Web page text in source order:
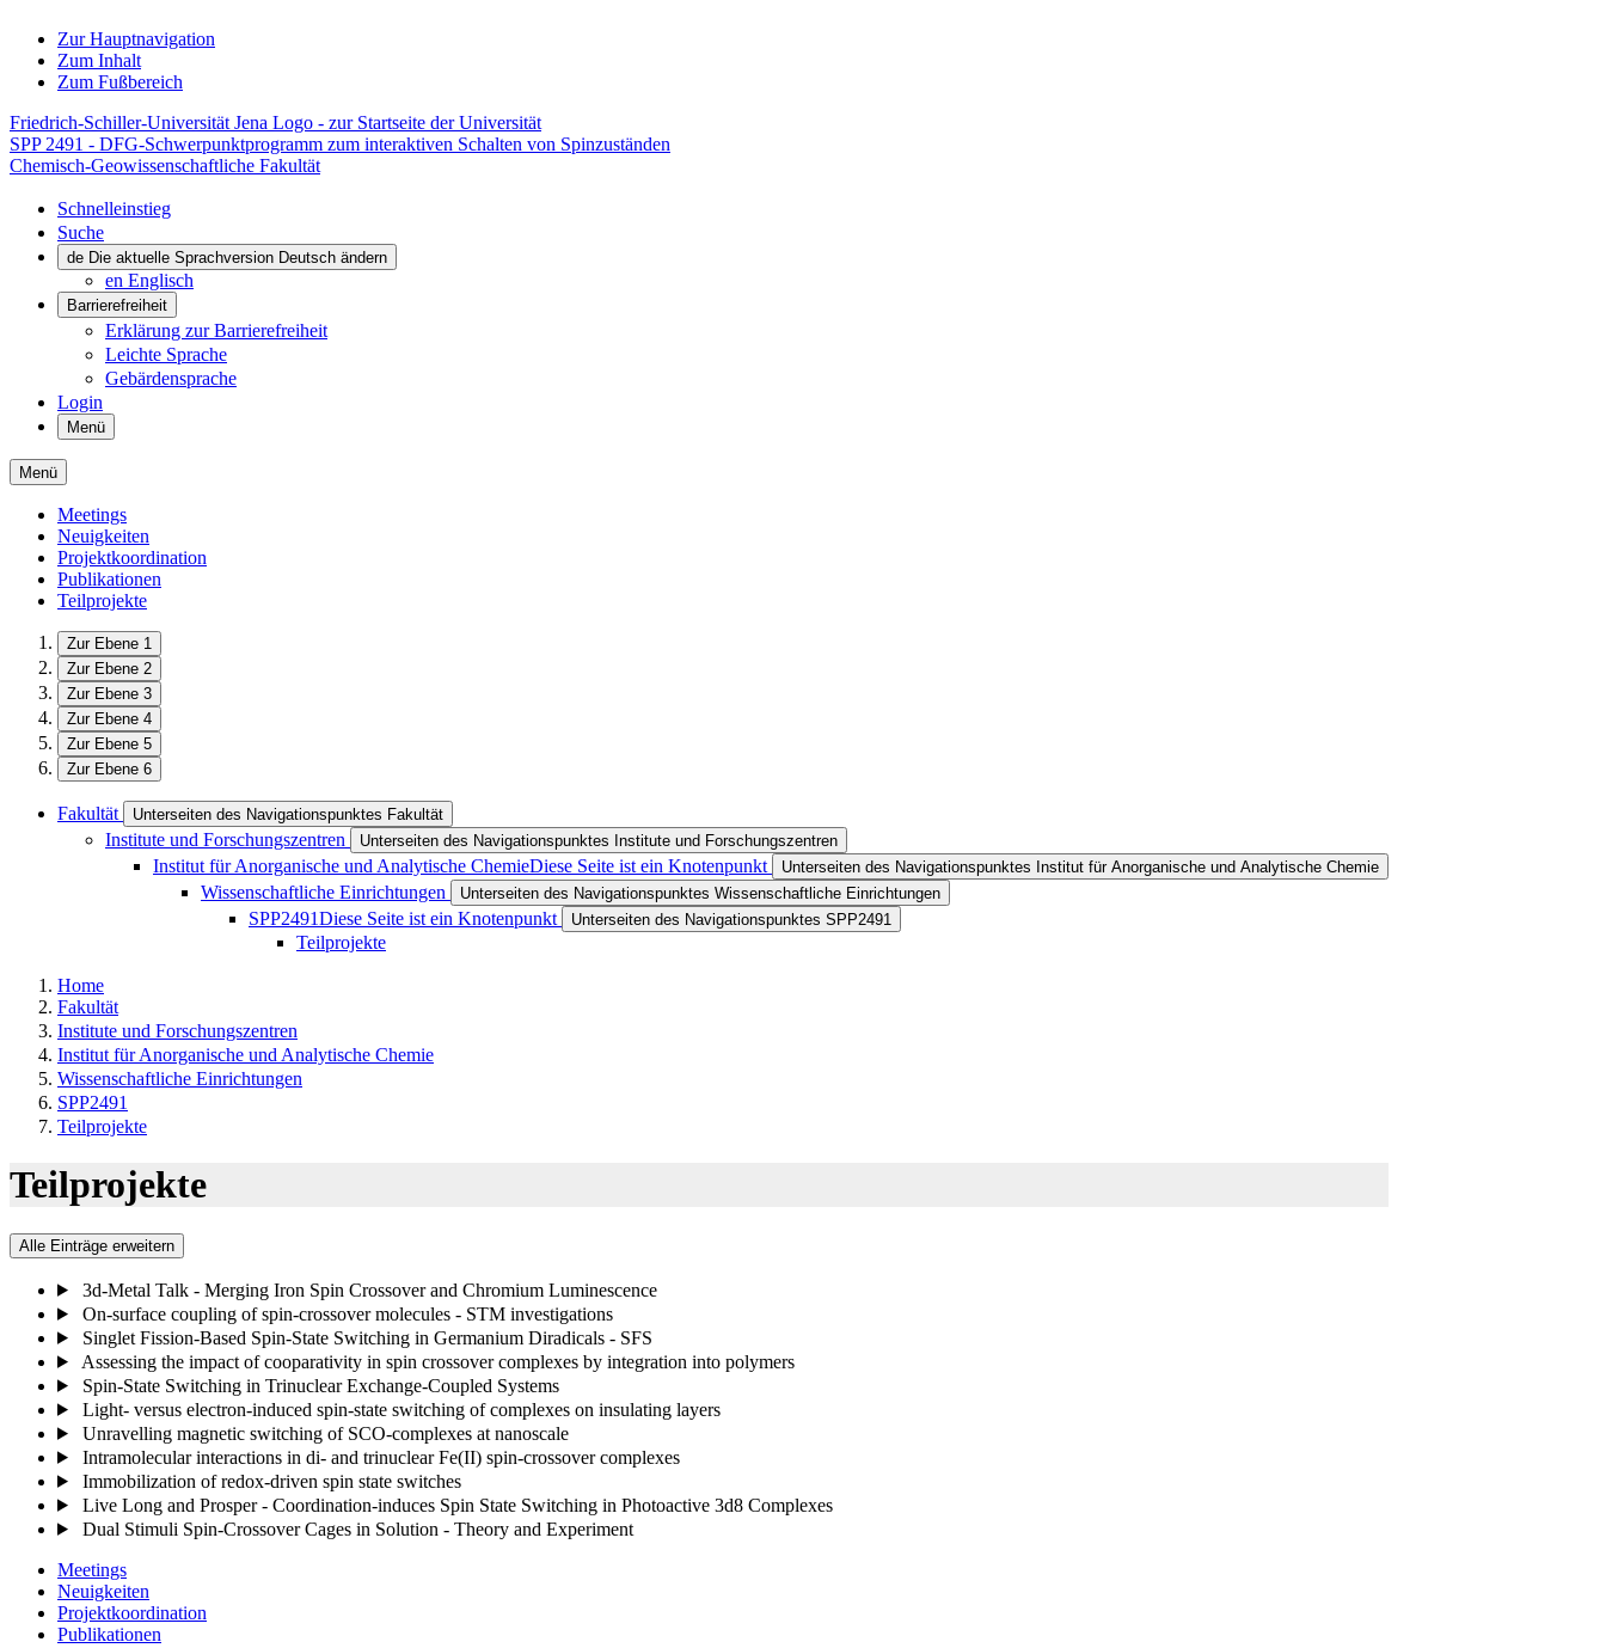
Zur Hauptnavigation
Zum Inhalt
Zum Fußbereich
Friedrich-Schiller-Universität Jena Logo - zur Startseite der Universität
SPP 2491 - DFG-Schwerpunktprogramm zum interaktiven Schalten von Spinzuständen
Chemisch-Geowissenschaftliche Fakultät
Schnelleinstieg
Suche
de Die aktuelle Sprachversion Deutsch ändern
en Englisch
Barrierefreiheit
Erklärung zur Barrierefreiheit
Leichte Sprache
Gebärdensprache
Login
Menü
Menü
Meetings
Neuigkeiten
Projektkoordination
Publikationen
Teilprojekte
Zur Ebene 1
Zur Ebene 2
Zur Ebene 3
Zur Ebene 4
Zur Ebene 5
Zur Ebene 6
Fakultät Unterseiten des Navigationspunktes Fakultät
Institute und Forschungszentren Unterseiten des Navigationspunktes Institute und Forschungszentren
Institut für Anorganische und Analytische ChemieDiese Seite ist ein Knotenpunkt Unterseiten des Navigationspunktes Institut für Anorganische und Analytische Chemie
Wissenschaftliche Einrichtungen Unterseiten des Navigationspunktes Wissenschaftliche Einrichtungen
SPP2491Diese Seite ist ein Knotenpunkt Unterseiten des Navigationspunktes SPP2491
Teilprojekte
Home
Fakultät
Institute und Forschungszentren
Institut für Anorganische und Analytische Chemie
Wissenschaftliche Einrichtungen
SPP2491
Teilprojekte
Teilprojekte
Alle Einträge erweitern
3d-Metal Talk - Merging Iron Spin Crossover and Chromium Luminescence
On-surface coupling of spin-crossover molecules - STM investigations
Singlet Fission-Based Spin-State Switching in Germanium Diradicals - SFS
Assessing the impact of cooparativity in spin crossover complexes by integration into polymers
Spin-State Switching in Trinuclear Exchange-Coupled Systems
Light- versus electron-induced spin-state switching of complexes on insulating layers
Unravelling magnetic switching of SCO-complexes at nanoscale
Intramolecular interactions in di- and trinuclear Fe(II) spin-crossover complexes
Immobilization of redox-driven spin state switches
Live Long and Prosper - Coordination-induces Spin State Switching in Photoactive 3d8 Complexes
Dual Stimuli Spin-Crossover Cages in Solution - Theory and Experiment
Meetings
Neuigkeiten
Projektkoordination
Publikationen